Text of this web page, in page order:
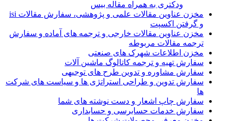
ودکتری به همراه مقاله بیس
مخزن عناوین مقالات علمی و پژوهشی، سفارش مقالات isi
و گرفتن اکسپت
مخزن عناوین مقالات خارجی و ترجمه های آماده و سفارش
ترجمه مقالات مربوطه
مخزن اطلاعات شهرک های صنعتی
سفارش تهیه و ترجمه کاتالوگ ماشین آلات
سفارش مشاوره و تدوین طرح های توجیهی
سفارش تدوین و طراحی استراتژی ها و سیاست های شرکت
ها
سفارش چاپ اشعار و دست نوشته های شما
سفارش خدمات حسابرسی و حسابداری